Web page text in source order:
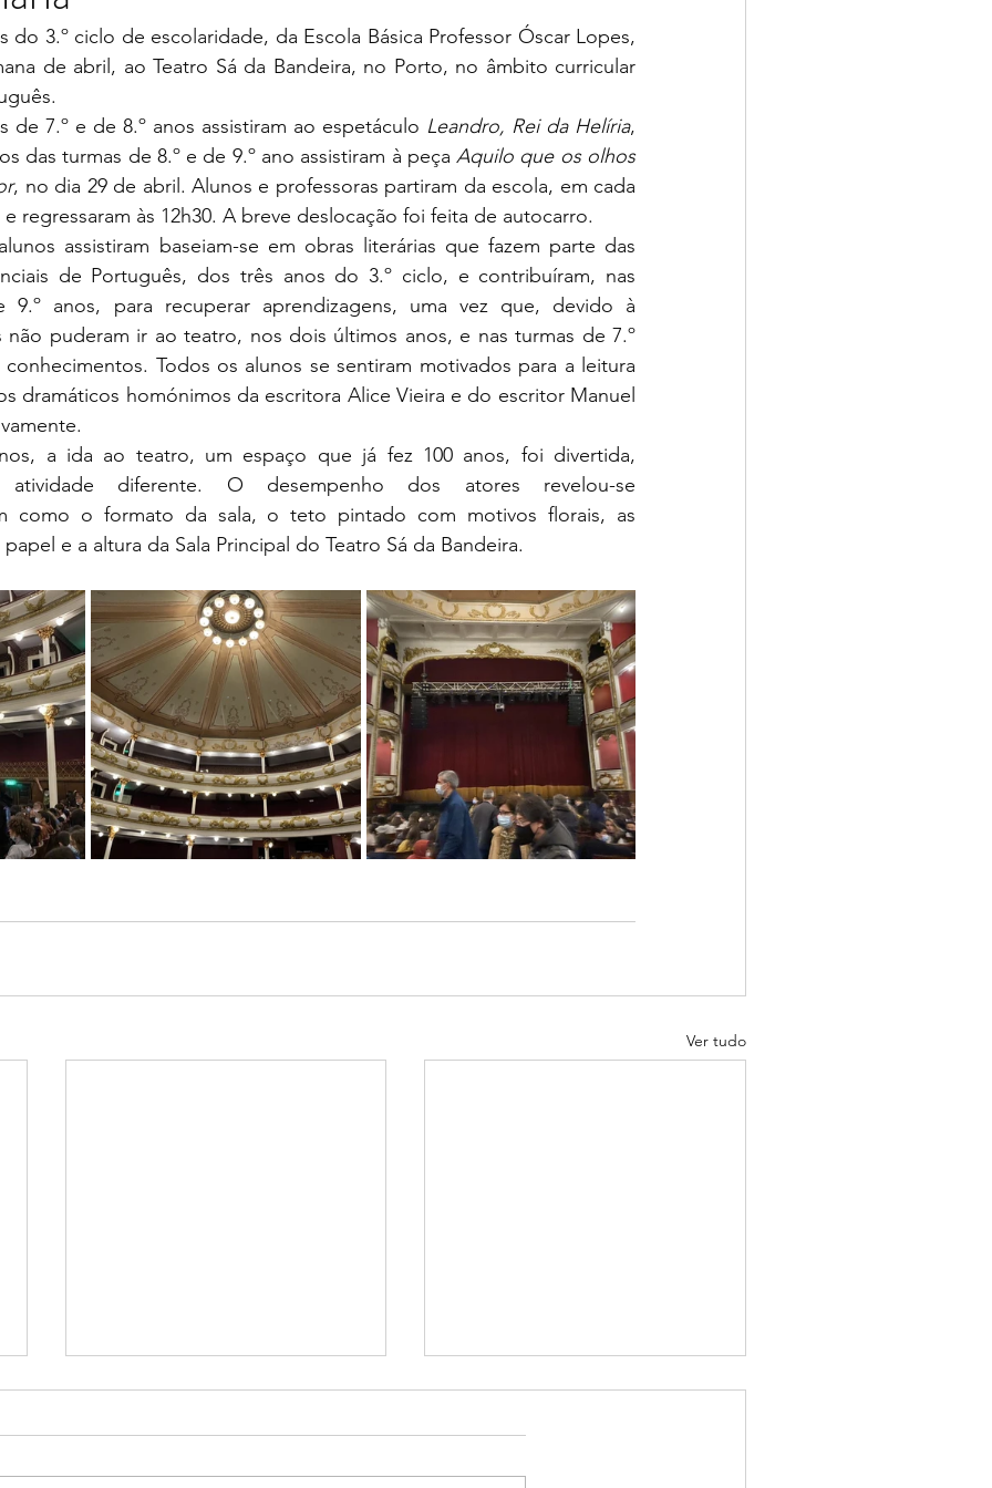
do 3.º ciclo de escolaridade, da Escola Básica Professor Óscar Lopes,
de abril, ao Teatro Sá da Bandeira, no Porto, no âmbito curricular
de 7.º e de 8.º anos assistiram ao espetáculo Leandro, Rei da Helíria,
das turmas de 8.º e de 9.º ano assistiram à peça Aquilo que os olhos
, no dia 29 de abril. Alunos e professoras partiram da escola, em cada
regressaram às 12h30. A breve deslocação foi feita de autocarro.
assistiram baseiam-se em obras literárias que fazem parte das
de Português, dos três anos do 3.º ciclo, e contribuíram, nas
anos, para recuperar aprendizagens, uma vez que, devido à
não puderam ir ao teatro, nos dois últimos anos, e nas turmas de 7.º
Todos os alunos se sentiram motivados para a leitura
dramáticos homónimos da escritora Alice Vieira e do escritor Manuel
a ida ao teatro, um espaço que já fez 100 anos, foi divertida,
atividade diferente. O desempenho dos atores revelou-se
como o formato da sala, o teto pintado com motivos florais, as
e a altura da Sala Principal do Teatro Sá da Bandeira.
Ver tudo